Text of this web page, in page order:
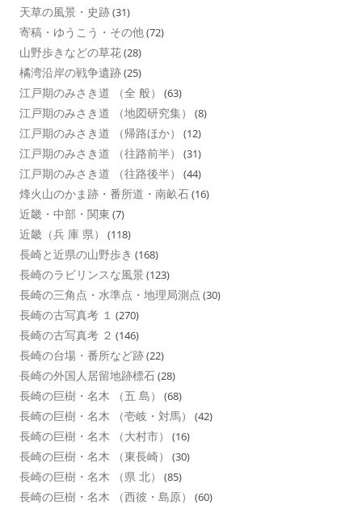
天草の風景・史跡(31)
寄稿・ゆうこう・その他(72)
山野歩きなどの草花(28)
橘湾沿岸の戦争遺跡(25)
江戸期のみさき道 （全 般） (63)
江戸期のみさき道 （地図研究集） (8)
江戸期のみさき道 （帰路ほか） (12)
江戸期のみさき道 （往路前半） (31)
江戸期のみさき道 （往路後半） (44)
烽火山のかま跡・番所道・南畝石(16)
近畿・中部・関東 (7)
近畿（兵 庫 県） (118)
長崎と近県の山野歩き (168)
長崎のラビリンスな風景 (123)
長崎の三角点・水準点・地理局測点 (30)
長崎の古写真考 １ (270)
長崎の古写真考 ２ (146)
長崎の台場・番所など跡(22)
長崎の外国人居留地跡標石(28)
長崎の巨樹・名木 （五 島） (68)
長崎の巨樹・名木 （壱岐・対馬） (42)
長崎の巨樹・名木 （大村市） (16)
長崎の巨樹・名木 （東長崎） (30)
長崎の巨樹・名木 （県 北） (85)
長崎の巨樹・名木 （西彼・島原） (60)